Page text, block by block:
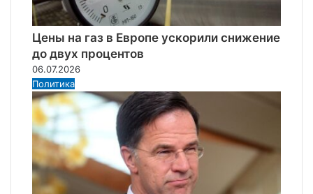
Цены на газ в Европе ускорили снижение
до двух процентов
06.07.2026
Политика